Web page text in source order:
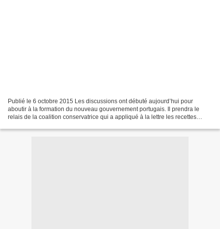
Publié le 6 octobre 2015 Les discussions ont débuté aujourd’hui pour
aboutir à la formation du nouveau gouvernement portugais. Il prendra le
relais de la coalition conservatrice qui a appliqué à la lettre les recettes